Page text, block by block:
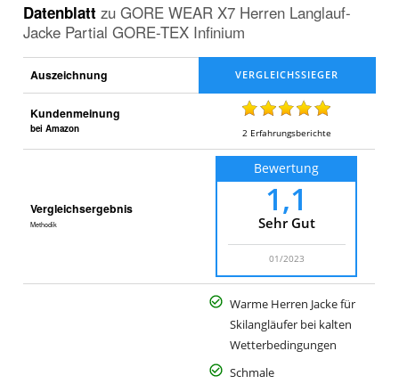
Datenblatt zu GORE WEAR X7 Herren Langlauf-
Jacke Partial GORE-TEX Infinium
Auszeichnung
Kundenmeinung
bei Amazon 2 Erfahrungsberichte
Vergleichsergebnis
Methodik
Bewertung
1,1
Sehr Gut
01/2023
Warme Herren Jacke für
Skilangläufer bei kalten
Wetterbedingungen
Schmale